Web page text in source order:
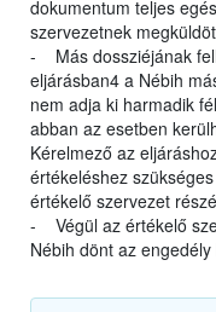
dokumentum teljes
szervezetnek
- Más dossziéjának
eljárásban4 a Nébih
nem adja ki harmadik
abban az esetben
Kérelmező az
értékeléshez
értékelő szervezet
- Végül az értékelő
Nébih dönt az